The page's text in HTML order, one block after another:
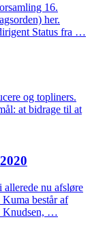
16.
her.
Status fra …
og topliners.
at bidrage til at
nu afsløre
består af
Knudsen, …